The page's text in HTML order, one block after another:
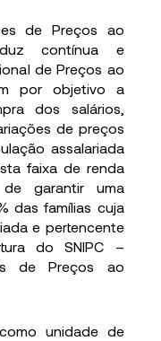
de Preços ao
contínua e
de Preços ao
por objetivo a
dos salários,
de preços
assalariada
faixa de renda
garantir uma
das famílias cuja
e pertencente
do SNIPC –
de Preços ao
unidade de